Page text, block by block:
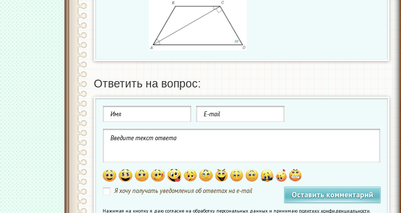
Ответить на вопрос:
Я хочу получать уведомления об ответах на e-mail
Нажимая на кнопку я даю согласие на обработку персональных данных и принимаю политику конфиденциальности.